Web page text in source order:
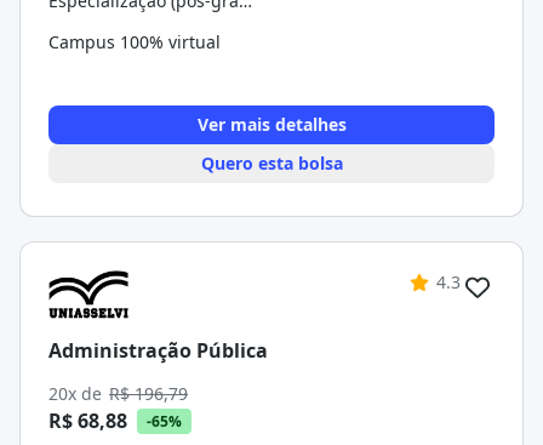
Campus 100% virtual
Ver mais detalhes
Quero esta bolsa
4.3
Administração Pública
20x de R$ 196,79
R$ 68,88 -65%